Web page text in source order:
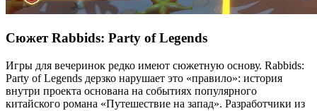
Сюжет Rabbids: Party of Legends
Игры для вечеринок редко имеют сюжетную основу. Rabbids:
Party of Legends дерзко нарушает это «правило»: история
внутри проекта основана на событиях популярного
китайского романа «Путешествие на запад». Разработчики из